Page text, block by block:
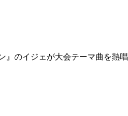
』のイジェが大会テーマ曲を熱唱